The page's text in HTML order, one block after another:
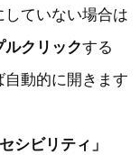
ていない場合は
ルクリックする
自動的に開きます
シビリティ」